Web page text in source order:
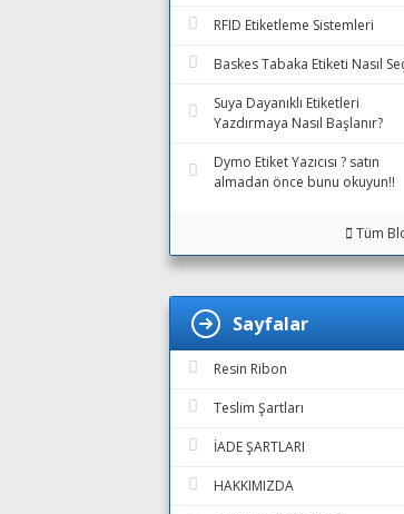
RFID Etiketleme Sistemleri
Baskes Tabaka Etiketi Nasıl
Suya Dayanıklı Etiketleri
Yazdırmaya Nasıl Başlanır?
Dymo Etiket Yazıcısı ? satın
almadan önce bunu okuyun!!
Tüm
Sayfalar
Resin Ribon
Teslim Şartları
İADE ŞARTLARI
HAKKIMIZDA